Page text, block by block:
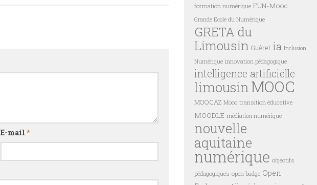
E-mail *
formation numérique FUN-Mooc
Grande Ecole du Numérique
GRETA du
Limousin Guéret ia Inclusion
Numérique innovation pédagogique
intelligence artificielle
limousin MOOC
MOOCAZ Mooc transition éducative
MOODLE médiation numérique
nouvelle
aquitaine
numérique objectifs
pédagogiques open badge Open